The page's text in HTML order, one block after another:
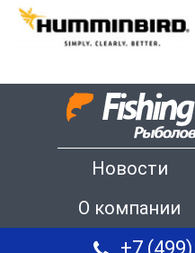
Новости
О компании
+7